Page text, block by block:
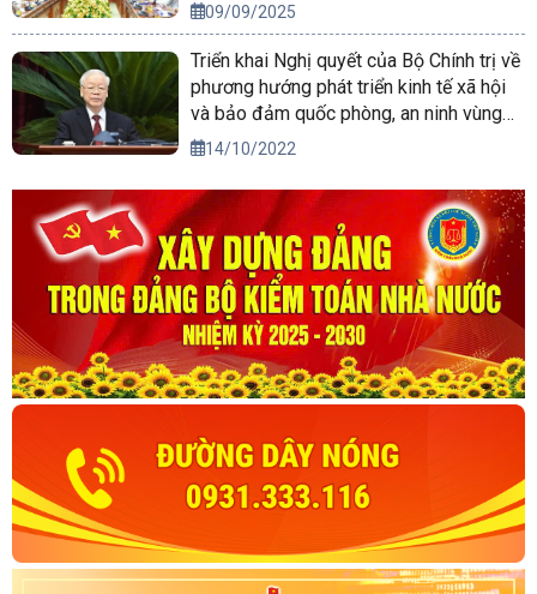
09/09/2025
Triển khai Nghị quyết của Bộ Chính trị về
phương hướng phát triển kinh tế xã hội
và bảo đảm quốc phòng, an ninh vùng
Tây Nguyên đến năm 2030, tầm nhìn
14/10/2022